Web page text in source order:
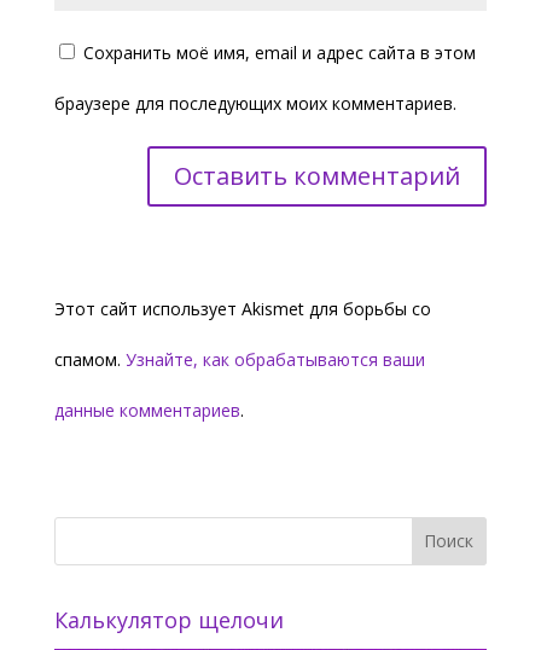
Сохранить моё имя, email и адрес сайта в этом
браузере для последующих моих комментариев.
Этот сайт использует Akismet для борьбы со
спамом. Узнайте, как обрабатываются ваши
данные комментариев.
Калькулятор щелочи